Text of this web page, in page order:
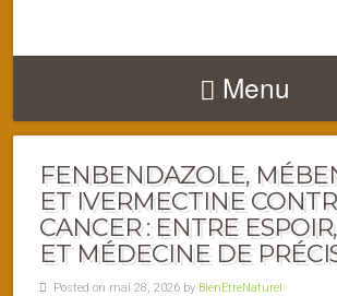
Menu
FENBENDAZOLE,
ET IVERMECTINE
CANCER : ENTRE
ET MÉDECINE DE
Posted on mai 28, 2026 by BienEtreNaturel